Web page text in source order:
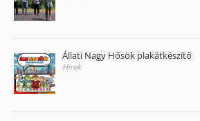
Állati Nagy Hősök plakátkészítő
Hírek